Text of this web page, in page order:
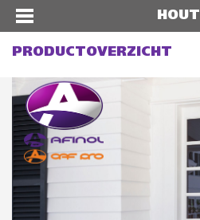
HOUT
PRODUCTOVERZICHT